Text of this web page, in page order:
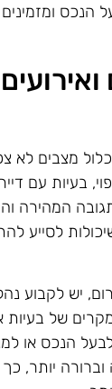
הנכס
מצבים לא
בעיות עם
המהירה
לסייע
יש לקבוע
של בעיות
הנכס או
יותר, כך